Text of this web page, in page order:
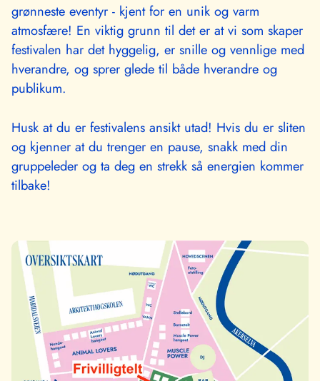
grønneste eventyr - kjent for en unik og varm
atmosfære! En viktig grunn til det er at vi som skaper
festivalen har det hyggelig, er snille og vennlige med
hverandre, og sprer glede til både hverandre og
publikum.
Husk at du er festivalens ansikt utad! Hvis du er sliten
og kjenner at du trenger en pause, snakk med din
gruppeleder og ta deg en strekk så energien kommer
tilbake!